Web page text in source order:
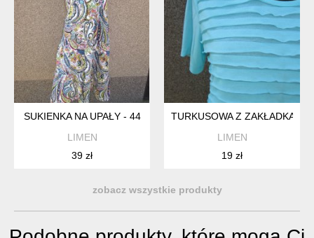
SUKIENKA NA UPAŁY - 44
LIMEN
39 zł
TURKUSOWA Z ZAKŁADKAMI-
LIMEN
19 zł
zobacz wszystkie produkty